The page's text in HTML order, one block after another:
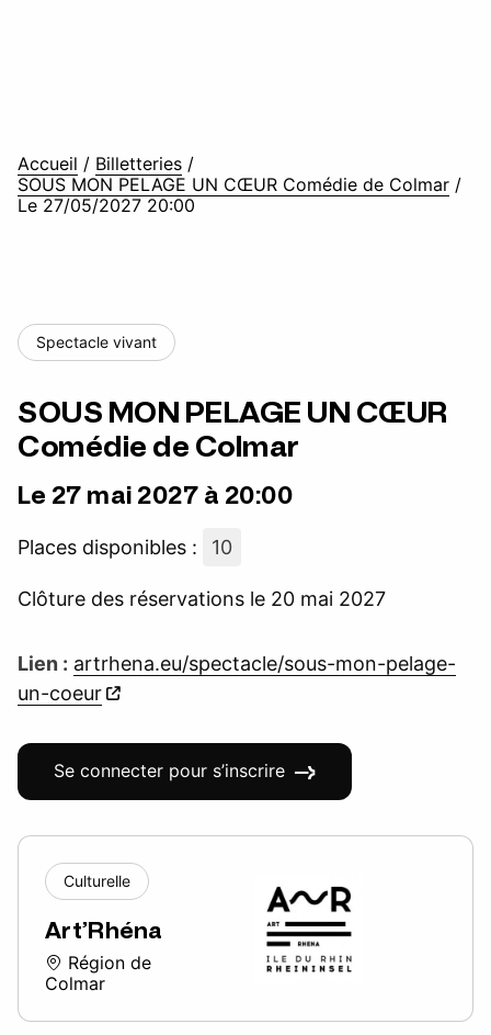
Accueil / Billetteries /
SOUS MON PELAGE UN CŒUR Comédie de Colmar /
Le 27/05/2027 20:00
Spectacle vivant
SOUS MON PELAGE UN CŒUR
Comédie de Colmar
Le 27 mai 2027 à 20:00
Places disponibles : 10
Clôture des réservations le 20 mai 2027
Lien : artrhena.eu/spectacle/sous-mon-pelage-
un-coeur
Se connecter pour s’inscrire
Culturelle
Art’Rhéna
Région de
Colmar